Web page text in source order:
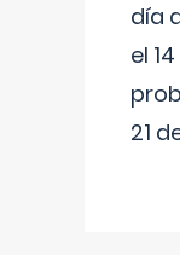
día
el
21